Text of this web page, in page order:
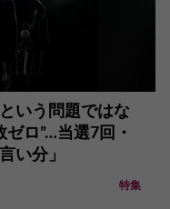
いう問題ではな
ロ”…当選7回・
い分」
特集